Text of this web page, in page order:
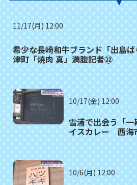
11/17(月) 12:00
希少な長崎和牛ブランド「出島
津町「焼肉 真」満腹記者㉒
10/17(金) 12:00
雪浦で出会う「
イスカレー 西海
10/6(月) 12:00